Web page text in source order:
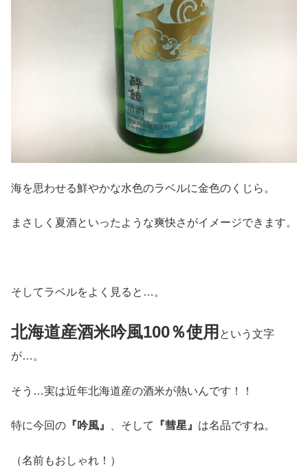
海を思わせる鮮やかな水色のラベルに金色のくじら。
まさしく夏酒といったような爽快さがイメージできます。
そしてラベルをよく見ると…。
北海道産酒米吟風100％使用 という文字
が…。
そう…実は近年北海道産の酒米が熱いんです！！
特に今回の 『吟風』 、そして 『彗星』 は名品ですね。
（名前もおしゃれ！）